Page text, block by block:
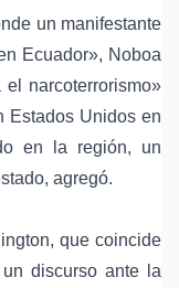
un manifestante
Ecuador», Noboa
el narcoterrorismo»
Estados Unidos en
en la región, un
agregó.
que coincide
discurso ante la